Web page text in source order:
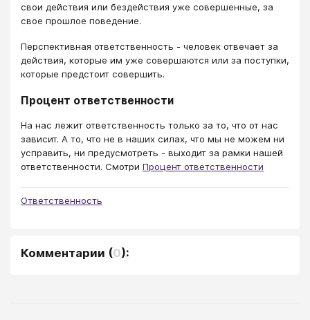
свои действия или бездействия уже совершенные, за
свое прошлое поведение.
Перспективная ответственность - человек отвечает за
действия, которые им уже совершаются или за поступки,
которые предстоит совершить.
Процент ответственности
На нас лежит ответственность только за то, что от нас
зависит. А то, что не в наших силах, что мы не можем ни
усправить, ни предусмотреть - выходит за рамки нашей
ответственности. Смотри Процент ответственности
Ответственность
Комментарии (0):